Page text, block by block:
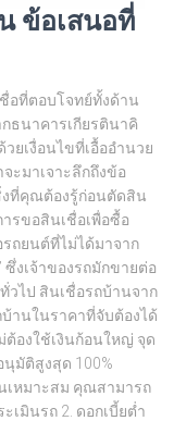
ข้อเสนอที่
อที่ตอบโจทย์ทั้งด้าน
ธนาคารเกียรตินาคิ
ยเงื่อนไขที่เอื้ออำนวย
ะมาเจาะลึกถึงข้อ
งที่คุณต้องรู้ก่อนตัดสิน
รขอสินเชื่อเพื่อซื้อ
ถยนต์ที่ไม่ได้มาจาก
ซึ่งเจ้าของรถมักขายต่อ
ไป สินเชื่อรถบ้านจาก
านในราคาที่จับต้องได้
ต้องใช้เงินก้อนใหญ่ จุด
นุมัติสูงสุด 100%
เหมาะสม คุณสามารถ
เมินรถ 2. ดอกเบี้ยต่ำ